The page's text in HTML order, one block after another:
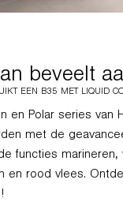
beveelt
EEN B35 MET LIQUID
en Polar series van
met de
functies marineren,
en rood vlees.